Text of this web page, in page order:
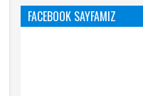
FACEBOOK SAYFAMIZ